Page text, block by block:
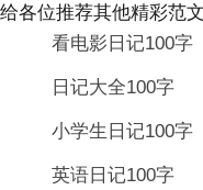
给各位推荐其他精彩范文
看电影日记100字
日记大全100字
小学生日记100字
英语日记100字